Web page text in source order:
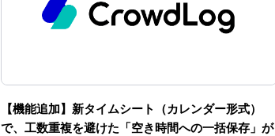
【機能追加】新タイムシート（カレンダー形式）
で、工数重複を避けた「空き時間への一括保存」が